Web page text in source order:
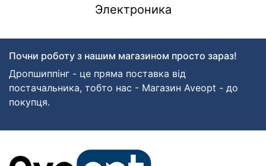
Электроника
Почни роботу з нашим магазином просто зараз!
Дропшиппінг - це пряма поставка від
постачальника, тобто нас - Магазин Aveopt - до
покупця.